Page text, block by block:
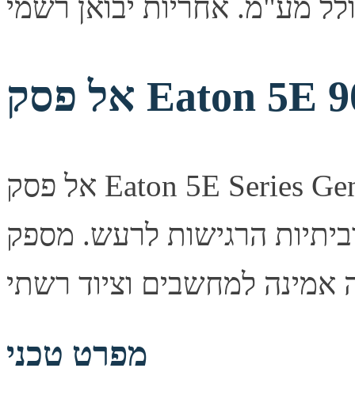
אל פסק Eaton 5E Series Gen2 הוא דגם שקט ללא מאוורר,
הרגישות לרעש. מספק
מפרט טכני